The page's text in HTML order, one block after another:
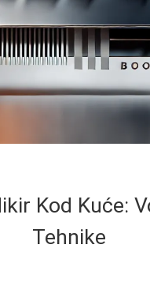
Kod Kuće:
Tehnike